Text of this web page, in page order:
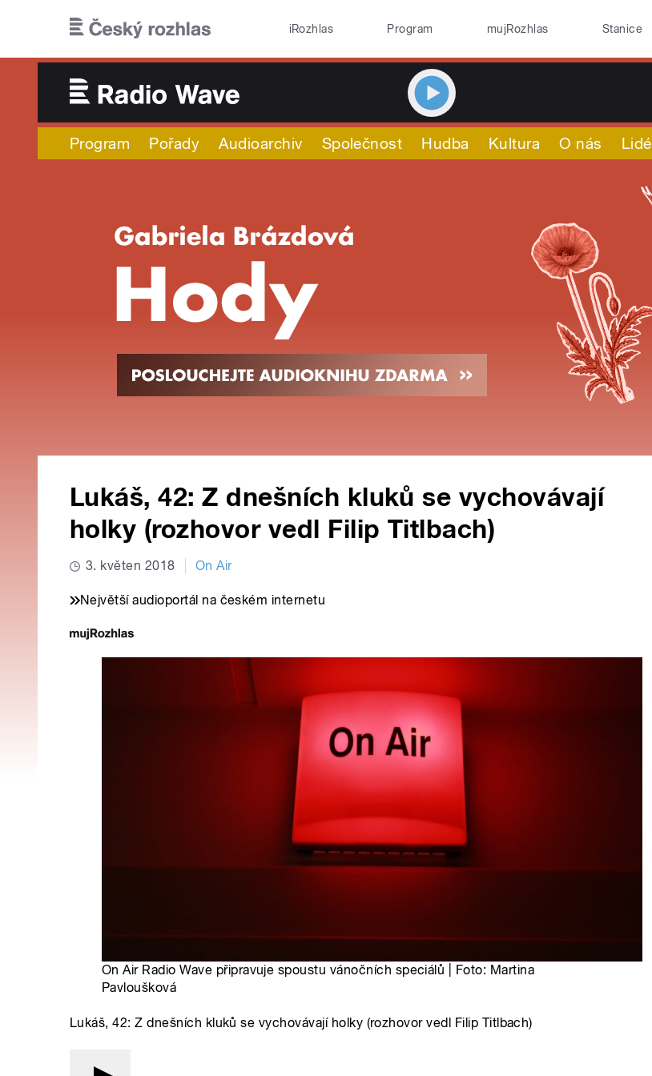
iRozhlas Program mujRozhlas Stanice
Program Pořady Audioarchiv Společnost Hudba Kultura O nás Lidé
Lukáš, 42: Z dnešních kluků se vychovávají
holky (rozhovor vedl Filip Titlbach)
3. květen 2018 On Air
Největší audioportál na českém internetu
On Air Radio Wave připravuje spoustu vánočních speciálů | Foto: Martina
Pavloušková
Lukáš, 42: Z dnešních kluků se vychovávají holky (rozhovor vedl Filip Titlbach)